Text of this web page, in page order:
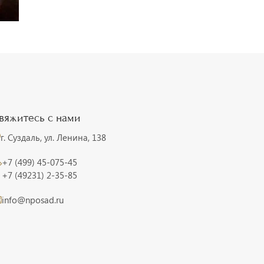
с нами
г. Суздаль, ул. Ленина, 138
+7 (499) 45-075-45
+7 (49231) 2-35-85
info@nposad.ru